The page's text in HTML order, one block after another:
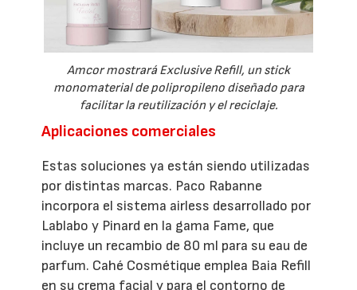
Amcor mostrará Exclusive Refill, un stick
monomaterial de polipropileno diseñado para
facilitar la reutilización y el reciclaje.
Aplicaciones comerciales
Estas soluciones ya están siendo utilizadas
por distintas marcas. Paco Rabanne
incorpora el sistema airless desarrollado por
Lablabo y Pinard en la gama Fame, que
incluye un recambio de 80 ml para su eau de
parfum. Cahé Cosmétique emplea Baia Refill
en su crema facial y para el contorno de